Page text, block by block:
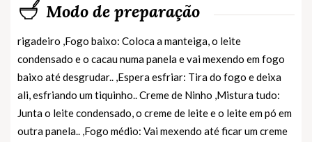
Modo de preparação
rigadeiro ,Fogo baixo: Coloca a manteiga, o leite
condensado e o cacau numa panela e vai mexendo em fogo
baixo até desgrudar.. ,Espera esfriar: Tira do fogo e deixa
ali, esfriando um tiquinho.. Creme de Ninho ,Mistura tudo:
Junta o leite condensado, o creme de leite e o leite em pó em
outra panela.. ,Fogo médio: Vai mexendo até ficar um creme